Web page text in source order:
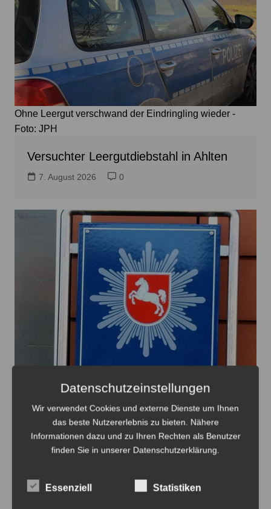
Ohne Leergut verschwand der Eindringling wieder -
Foto: JPH
Versuchter Leergutdiebstahl in Ahlten
7. August 2026 0
Die Täter machten offensichtlich keine Beute - Foto:
Versuchter Wohnungseinbruch in Ilten
Datenschutzeinstellungen
Wir verwendet Cookies und externe Dienste um Ihnen
das beste Nutzererlebnis zu bieten. Nähere
Informationen dazu und zu Ihren Rechten als Benutzer
finden Sie in unserer Datenschutzerklärung.
Essenziell Statistiken